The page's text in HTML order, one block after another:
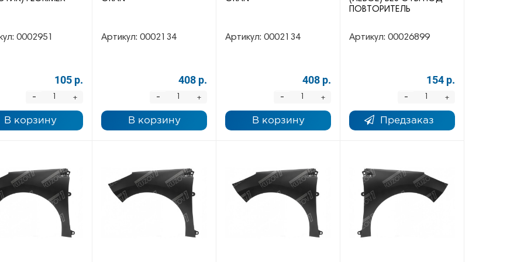
0002951
105 р.
+
-
В корзину
Артикул: 0002134
408 р.
+
-
В корзину
Артикул: 0002134
408 р.
+
-
В корзину
ПОВТОРИТЕЛЬ
Артикул: 00026899
154 р.
+
-
Предзаказ